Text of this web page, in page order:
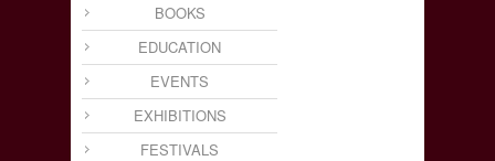
BOOKS
EDUCATION
EVENTS
EXHIBITIONS
FESTIVALS